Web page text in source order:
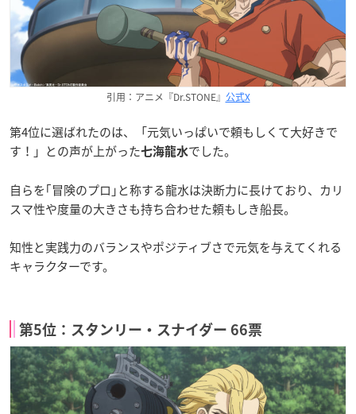
引用：アニメ『Dr.STONE』 公式X
第4位に選ばれたのは、「元気いっぱいで頼もしくて大好きで
す！」との声が上がった七海龍水でした。
自らを｢冒険のプロ｣と称する龍水は決断力に長けており、カリ
スマ性や度量の大きさも持ち合わせた頼もしき船長。
知性と実践力のバランスやポジティブさで元気を与えてくれる
キャラクターです。
第5位：スタンリー・スナイダー 66票